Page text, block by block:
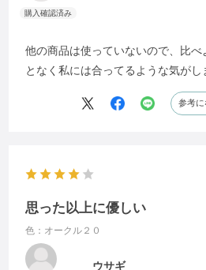
他の商品は使っていないので、比
となく私には合ってるような気がし
参考に
思った以上に優しい
色：オークル２０
ウサギ